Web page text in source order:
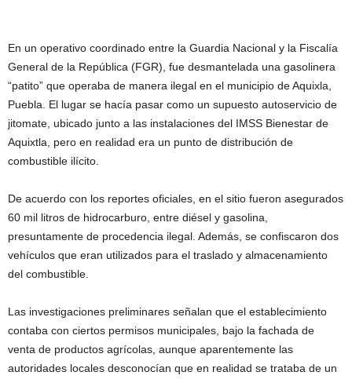
En un operativo coordinado entre la Guardia Nacional y la Fiscalía
General de la República (FGR), fue desmantelada una gasolinera
“patito” que operaba de manera ilegal en el municipio de Aquixla,
Puebla. El lugar se hacía pasar como un supuesto autoservicio de
jitomate, ubicado junto a las instalaciones del IMSS Bienestar de
Aquixtla, pero en realidad era un punto de distribución de
combustible ilícito.
De acuerdo con los reportes oficiales, en el sitio fueron asegurados
60 mil litros de hidrocarburo, entre diésel y gasolina,
presuntamente de procedencia ilegal. Además, se confiscaron dos
vehículos que eran utilizados para el traslado y almacenamiento
del combustible.
Las investigaciones preliminares señalan que el establecimiento
contaba con ciertos permisos municipales, bajo la fachada de
venta de productos agrícolas, aunque aparentemente las
autoridades locales desconocían que en realidad se trataba de un